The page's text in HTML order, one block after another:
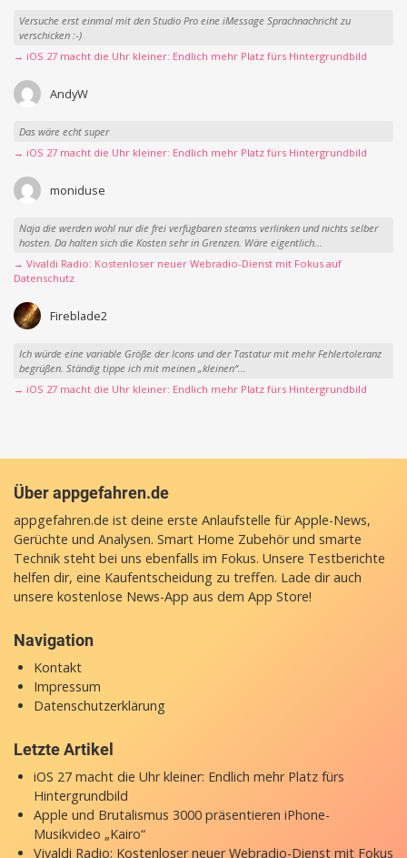
Versuche erst einmal mit den Studio Pro eine iMessage Sprachnachricht zu
verschicken :-)
→ iOS 27 macht die Uhr kleiner: Endlich mehr Platz fürs Hintergrundbild
AndyW
Das wäre echt super
→ iOS 27 macht die Uhr kleiner: Endlich mehr Platz fürs Hintergrundbild
moniduse
Naja die werden wohl nur die frei verfügbaren steams verlinken und nichts selber
hosten. Da halten sich die Kosten sehr in Grenzen. Wäre eigentlich...
→ Vivaldi Radio: Kostenloser neuer Webradio-Dienst mit Fokus auf
Datenschutz
Fireblade2
Ich würde eine variable Größe der Icons und der Tastatur mit mehr Fehlertoleranz
begrüßen. Ständig tippe ich mit meinen „kleinen“...
→ iOS 27 macht die Uhr kleiner: Endlich mehr Platz fürs Hintergrundbild
Über appgefahren.de
appgefahren.de ist deine erste Anlaufstelle für Apple-News,
Gerüchte und Analysen. Smart Home Zubehör und smarte
Technik steht bei uns ebenfalls im Fokus. Unsere Testberichte
helfen dir, eine Kaufentscheidung zu treffen. Lade dir auch
unsere kostenlose News-App aus dem App Store!
Navigation
Kontakt
Impressum
Datenschutzerklärung
Letzte Artikel
iOS 27 macht die Uhr kleiner: Endlich mehr Platz fürs
Hintergrundbild
Apple und Brutalismus 3000 präsentieren iPhone-
Musikvideo „Kairo“
Vivaldi Radio: Kostenloser neuer Webradio-Dienst mit Fokus